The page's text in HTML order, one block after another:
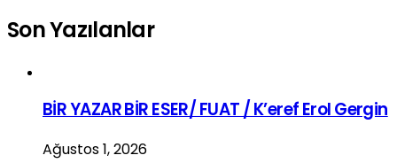
Son Yazılanlar
BİR YAZAR BİR ESER/ FUAT / K’eref Erol Gergin
Ağustos 1, 2026